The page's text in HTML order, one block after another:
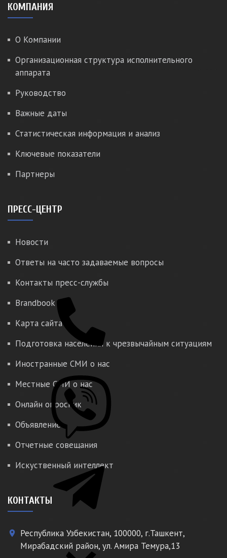
КОМПАНИЯ
О Компании
Организационная структура исполнительного
аппарата
Руководство
Важные даты
Статистическая информация и анализ
Ключевые показатели
Партнеры
ПРЕСС-ЦЕНТР
Новости
Ответы на часто задаваемые вопросы
Контакты пресс-службы
Brandbook
Карта сайта
Подготовка населения к чрезвычайным ситуациям
Иностранные СМИ о нас
Местные СМИ о нас
Онлайн опросник
Объявление
Отчетные совещания
Искуственный интеллект
КОНТАКТЫ
place
Республика Узбекистан, 100000, г.Ташкент,
Мирабадский район, ул. Амира Темура,13